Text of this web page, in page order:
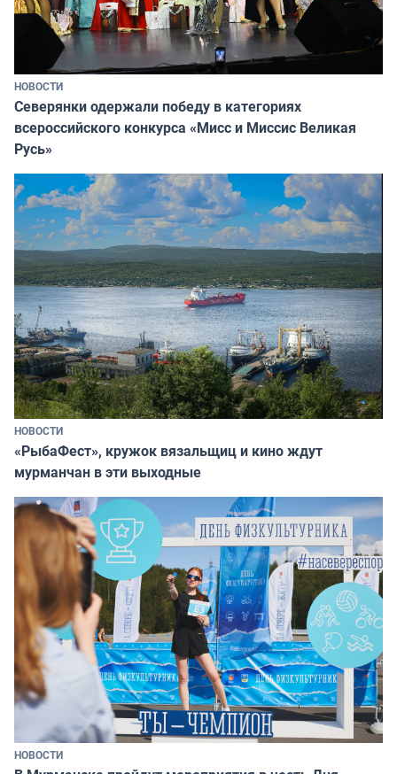
НОВОСТИ
Северянки одержали победу в категориях
всероссийского конкурса «Мисс и Миссис Великая
Русь»
НОВОСТИ
«РыбаФест», кружок вязальщиц и кино ждут
мурманчан в эти выходные
НОВОСТИ